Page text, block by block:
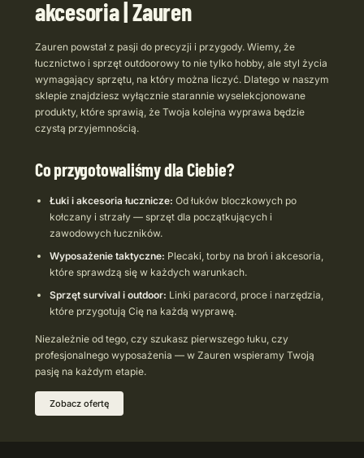
akcesoria | Zauren
Zauren powstał z pasji do precyzji i przygody. Wiemy, że
łucznictwo i sprzęt outdoorowy to nie tylko hobby, ale styl życia
wymagający sprzętu, na który można liczyć. Dlatego w naszym
sklepie znajdziesz wyłącznie starannie wyselekcjonowane
produkty, które sprawią, że Twoja kolejna wyprawa będzie
czystą przyjemnością.
Co przygotowaliśmy dla Ciebie?
Łuki i akcesoria łucznicze: Od łuków bloczkowych po
kołczany i strzały — sprzęt dla początkujących i
zawodowych łuczników.
Wyposażenie taktyczne: Plecaki, torby na broń i akcesoria,
które sprawdzą się w każdych warunkach.
Sprzęt survival i outdoor: Linki paracord, proce i narzędzia,
które przygotują Cię na każdą wyprawę.
Niezależnie od tego, czy szukasz pierwszego łuku, czy
profesjonalnego wyposażenia — w Zauren wspieramy Twoją
pasję na każdym etapie.
Zobacz ofertę